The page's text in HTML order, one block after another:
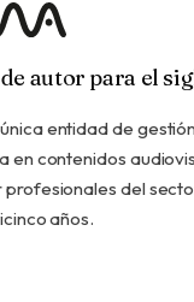
autor para el
entidad de gestión
en contenidos
del
años.